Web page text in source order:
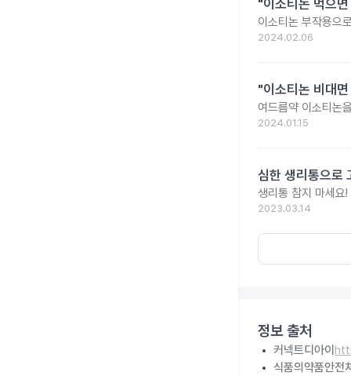
"이소티논 먹으
이소티논 부작용으
2024.02.06
"이소티논 비대
여드름약 이소티논
2024.01.15
심한 생리통으로
생리통 참지 마세요
2023.03.14
정보 출처
커넥트디아이
식품의약품안전